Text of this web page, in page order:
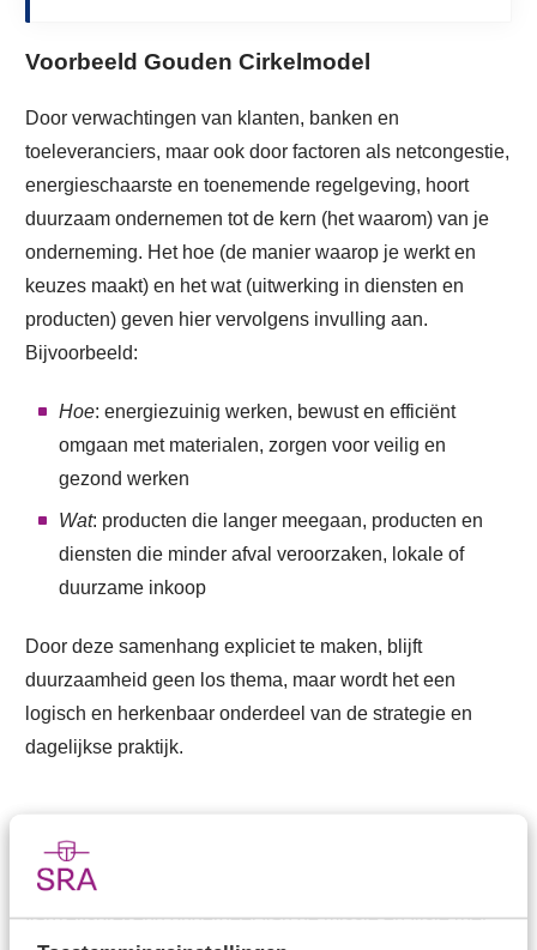
Voorbeeld Gouden Cirkelmodel
Door verwachtingen van klanten, banken en
toeleveranciers, maar ook door factoren als netcongestie,
energieschaarste en toenemende regelgeving, hoort
duurzaam ondernemen tot de kern (het waarom) van je
onderneming. Het hoe (de manier waarop je werkt en
keuzes maakt) en het wat (uitwerking in diensten en
producten) geven hier vervolgens invulling aan.
Bijvoorbeeld:
Hoe: energiezuinig werken, bewust en efficiënt
omgaan met materialen, zorgen voor veilig en
gezond werken
Wat: producten die langer meegaan, producten en
diensten die minder afval veroorzaken, lokale of
duurzame inkoop
Door deze samenhang expliciet te maken, blijft
duurzaamheid geen los thema, maar wordt het een
logisch en herkenbaar onderdeel van de strategie en
dagelijkse praktijk.
Niet voor iedere ondernemer is duurzaamheid
vanzelfsprekend onderdeel van de missie en visie (het